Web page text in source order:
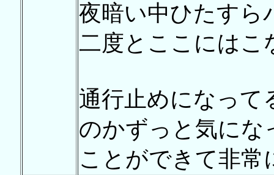
夜暗い中ひたすら
二度とここにはこ
通行止めになって
のかずっと気にな
ことができて非常